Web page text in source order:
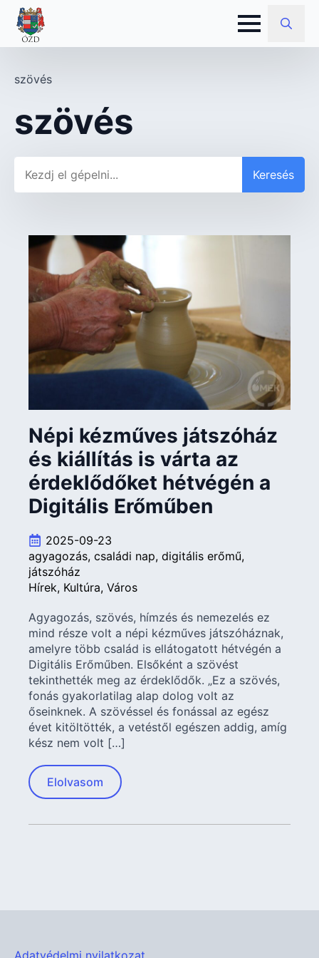
Search
szövés
szövés
Keresés
Népi kézműves játszóház
és kiállítás is várta az
érdeklődőket hétvégén a
Digitális Erőműben
2025-09-23
agyagozás családi nap digitális erőmű
játszóház
Hírek Kultúra Város
Agyagozás, szövés, hímzés és nemezelés ez
mind része volt a népi kézműves játszóháznak,
amelyre több család is ellátogatott hétvégén a
Digitális Erőműben. Elsőként a szövést
tekinthették meg az érdeklődők. „Ez a szövés,
fonás gyakorlatilag alap dolog volt az
őseinknek. A szövéssel és fonással az egész
évet kitöltötték, a vetéstől egészen addig, amíg
kész nem volt […]
Elolvasom